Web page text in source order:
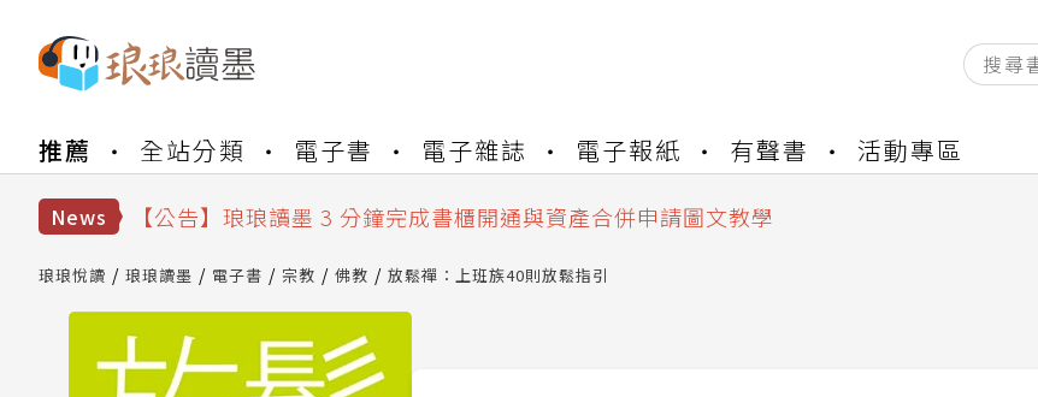
推薦 全站分類 電子書 電子雜誌 電子報紙 有聲書 活動專區
News
【公告】琅琅讀墨數位閱讀資產合併與書櫃開通申請
【公告】琅琅讀墨 3 分鐘完成書櫃開通與資產合併申請圖文教學
【公告】琅琅讀墨數位閱讀資產合併與書櫃開通申請
琅琅悅讀 琅琅讀墨 電子書 宗教 佛教 放鬆禪：上班族40則放鬆指引